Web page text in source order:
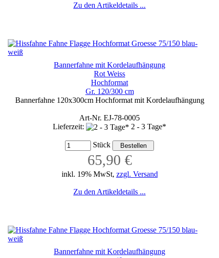
Zu den Artikeldetails ...
Bannerfahne mit Kordelaufhängung
Rot Weiss
Hochformat
Gr. 120/300 cm
Bannerfahne 120x300cm Hochformat mit Kordelaufhängung
Art-Nr. EJ-78-0005
Lieferzeit:
2 - 3 Tage*
Stück
65,90 €
inkl. 19% MwSt, zzgl. Versand
Zu den Artikeldetails ...
Bannerfahne mit Kordelaufhängung